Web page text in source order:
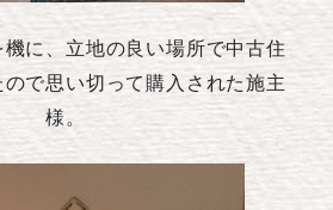
に、立地の良い場所で中古住
で思い切って購入された施主
様。